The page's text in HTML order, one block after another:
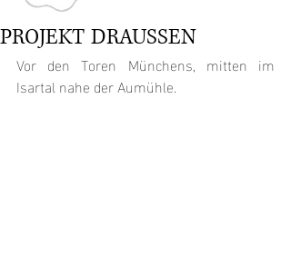
PROJEKT DRAUSSEN
Vor den Toren Münchens, mitten im
Isartal nahe der Aumühle.